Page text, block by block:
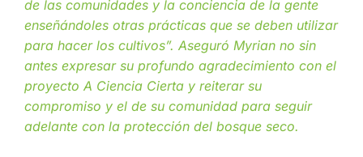
de las comunidades y la conciencia de la gente
enseñándoles otras prácticas que se deben utilizar
para hacer los cultivos”. Aseguró Myrian no sin
antes expresar su profundo agradecimiento con el
proyecto A Ciencia Cierta y reiterar su
compromiso y el de su comunidad para seguir
adelante con la protección del bosque seco.